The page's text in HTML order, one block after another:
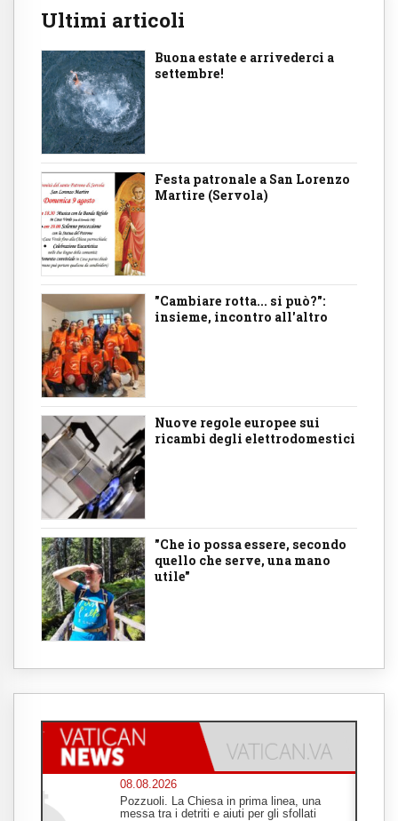
Ultimi articoli
Buona estate e arrivederci a
settembre!
Festa patronale a San Lorenzo
Martire (Servola)
"Cambiare rotta... si può?":
insieme, incontro all'altro
Nuove regole europee sui
ricambi degli elettrodomestici
"Che io possa essere, secondo
quello che serve, una mano
utile"
08.08.2026
Pozzuoli. La Chiesa in prima linea, una
messa tra i detriti e aiuti per gli sfollati